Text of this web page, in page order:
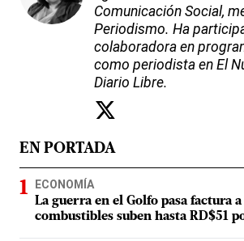
Comunicación Social,
Periodismo. Ha
colaboradora en
como periodista en El
Diario Libre.
EN PORTADA
ECONOMÍA
La guerra en el Golfo pasa factura
combustibles suben hasta RD$51